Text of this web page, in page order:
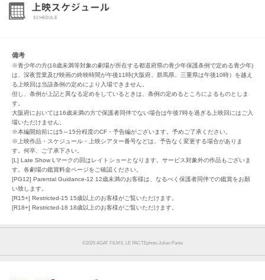
備考
※青少年の方(18歳未満等対象の劇場が所在する都道府県の青少年保護条例で定める青少年)
は、深夜営業及び映画の終映時間が午後11時(大阪府、群馬県、三重県は午後10時）を越え
る上映回は当該条例の定めにより入場できません。
但し、条例が上記と異なる定めをしているときは、条例の定めるところによるものとしま
す。
大阪府においては16歳未満の方で保護者同伴でない場合は午後7時を過ぎる上映回にはご入
場いただけません。
※本編開始前には5～15分程度のCF・予告編がございます。予めご了承ください。
※上映作品・スケジュール・上映シアター番号などは、予告なく変更する場合がありま
す。何卒、ご了承下さい。
[L] Late Show Lマークの回はレイトショーとなります。サービス対象外の作品もございま
す。各劇場の鑑賞料金ページをご確認ください。
[PG12] Parental Guidance-12 12歳未満のお客様は、なるべく保護者同伴での鑑賞をお願
い致します。
[R15+] Restricted-15 15歳以上のお客様がご覧いただけます。
[R18+] Restricted-18 18歳以上のお客様がご覧いただけます。
©2025 AGAT FILMS, LE PACTEphoto Julien Panie